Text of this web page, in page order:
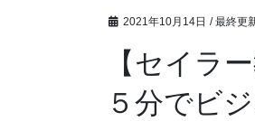
2021年10月14日 / 最終更
【セイラ
５分でビ